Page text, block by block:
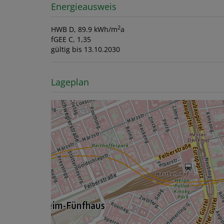
Energieausweis
HWB D, 89.9 kWh/m2a
fGEE C, 1,35
gültig bis 13.10.2030
Lageplan